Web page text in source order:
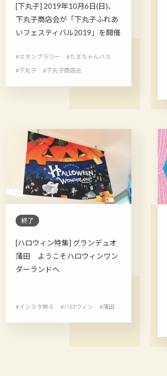
[下丸子] 2019年10月6日(日)、
下丸子商店会が「下丸子ふれあ
いフェスティバル2019」を開催
#スタンプラリー
#たまちゃんバス
#下丸子
#下丸子商店会
終了
[ハロウィン特集] グランデュオ
蒲田 ようこそハロウィンワン
ダーランドへ
#インスタ映え #ハロウィン #蒲田